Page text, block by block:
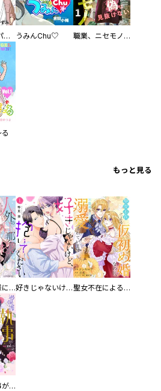
回胴創世記 パチスロを創った男達 うみんChu♡ 職業、ニセモノ～あなたに偽は見抜けない【電子単行本版】
もっと見る
人外の旦那様に娶られ毎晩ナカまで愛される…。アンソロジー 好きじゃないけど、抱いてください【電子単行本版／特典おまけ付き】 聖女不在による仮初め婚なのに、不器用な王太子に溺愛されています【電子単行本版／特典おまけ付き】
過保護な執事が私の婚活を邪魔してきます！ 分冊版